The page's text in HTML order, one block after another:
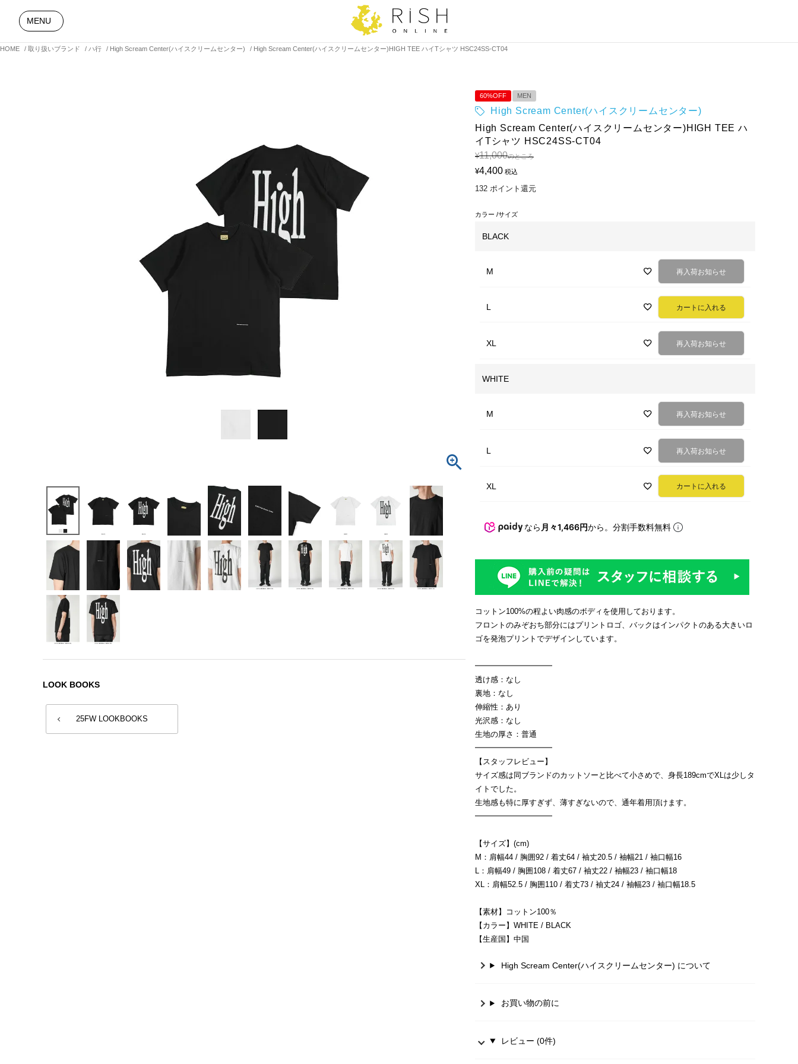
HOME 取り扱いブランド ハ行 High Scream Center(ハイスクリームセンター) High Scream Center(ハイスクリームセンター)HIGH TEE ハイTシャツ HSC24SS-CT04
MENU
LOOK BOOKS
25FW LOOKBOOKS
60%OFF MEN
High Scream Center(ハイスクリームセンター)
High Scream Center(ハイスクリームセンター)HIGH TEE ハ
イTシャツ HSC24SS-CT04
¥11,000のところ
¥4,400 税込
132 ポイント還元
カラー サイズ
BLACK
M 再入荷お知らせ
L カートに入れる
XL 再入荷お知らせ
WHITE
M 再入荷お知らせ
L 再入荷お知らせ
XL カートに入れる
なら 月々1,466円から。分割手数料無料
コットン100%の程よい肉感のボディを使用しております。
フロントのみぞおち部分にはプリントロゴ、バックはインパクトのある大きいロ
ゴを発泡プリントでデザインしています。
━━━━━━━━━━
透け感：なし
裏地：なし
伸縮性：あり
光沢感：なし
生地の厚さ：普通
━━━━━━━━━━
【スタッフレビュー】
サイズ感は同ブランドのカットソーと比べて小さめで、身長189cmでXLは少しタ
イトでした。
生地感も特に厚すぎず、薄すぎないので、通年着用頂けます。
━━━━━━━━━━
【サイズ】(cm)
M：肩幅44 / 胸囲92 / 着丈64 / 袖丈20.5 / 袖幅21 / 袖口幅16
L：肩幅49 / 胸囲108 / 着丈67 / 袖丈22 / 袖幅23 / 袖口幅18
XL：肩幅52.5 / 胸囲110 / 着丈73 / 袖丈24 / 袖幅23 / 袖口幅18.5
【素材】コットン100％
【カラー】WHITE / BLACK
【生産国】中国
High Scream Center(ハイスクリームセンター) について
お買い物の前に
レビュー (0件)